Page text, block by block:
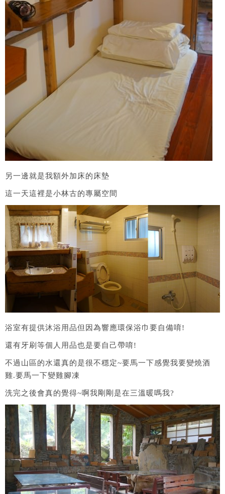
另一邊就是我額外加床的床墊
這一天這裡是小林古的專屬空間
浴室有提供沐浴用品但因為響應環保浴巾要自備唷!
還有牙刷等個人用品也是要自己帶唷!
不過山區的水還真的是很不穩定~要馬一下感覺我要變燒酒
雞.要馬一下變雞腳凍
洗完之後會真的覺得~啊我剛剛是在三溫暖嗎我?